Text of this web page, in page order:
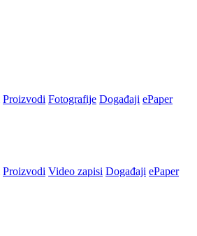
Proizvodi Fotografije Događaji ePaper
Proizvodi Video zapisi Događaji ePaper